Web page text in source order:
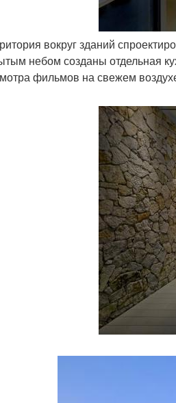
вокруг зданий
небом созданы отдельная
фильмов на свежем